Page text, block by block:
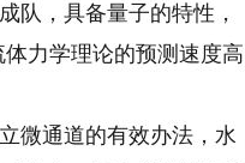
队，具备量子的特性，
力学理论的预测速度高
微通道的有效办法，水